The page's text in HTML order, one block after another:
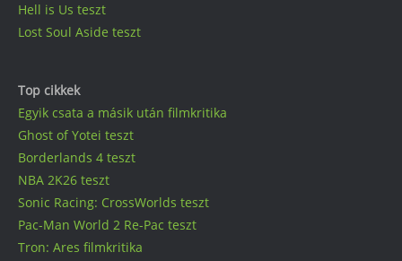
Hell is Us teszt
Lost Soul Aside teszt
Top cikkek
Egyik csata a másik után filmkritika
Ghost of Yotei teszt
Borderlands 4 teszt
NBA 2K26 teszt
Sonic Racing: CrossWorlds teszt
Pac-Man World 2 Re-Pac teszt
Tron: Ares filmkritika